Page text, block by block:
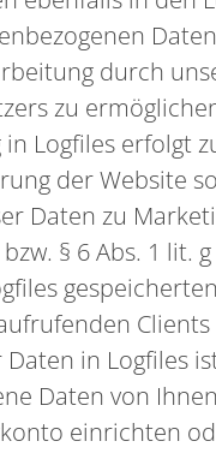
durch
zu
in Logfiles erfolgt
der Website
Daten zu
bzw. § 6 Abs. 1
Daten in Logfiles
Daten von
einrichten